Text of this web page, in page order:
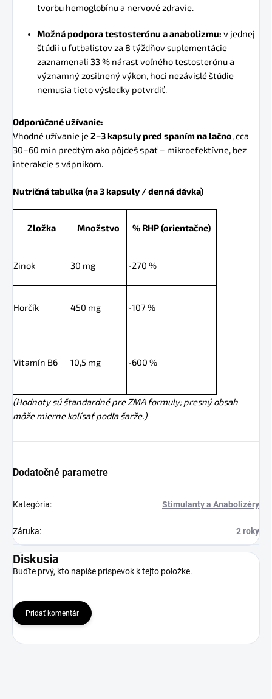
tvorbu hemoglobínu a nervové zdravie.
Možná podpora testosterónu a anabolizmu: v jednej
štúdii u futbalistov za 8 týždňov suplementácie
zaznamenali 33 % nárast voľného testosterónu a
významný zosilnený výkon, hoci nezávislé štúdie
nemusia tieto výsledky potvrdiť.
Odporúčané užívanie:
Vhodné užívanie je 2–3 kapsuly pred spaním na lačno, cca
30–60 min predtým ako pôjdeš spať – mikroefektívne, bez
interakcie s vápnikom.
Nutričná tabuľka (na 3 kapsuly / denná dávka)
Zložka Množstvo % RHP(orientačne)
Zinok 30 mg ~270 %
Horčík 450 mg ~107 %
Vitamín B6 10,5 mg ~600 %
(Hodnoty sú štandardné pre ZMA formuly; presný obsah
môže mierne kolísať podľa šarže.)
Dodatočné parametre
Kategória: Stimulanty a Anabolizéry
Záruka: 2 roky
Diskusia
Buďte prvý, kto napíše príspevok k tejto položke.
Pridať komentár